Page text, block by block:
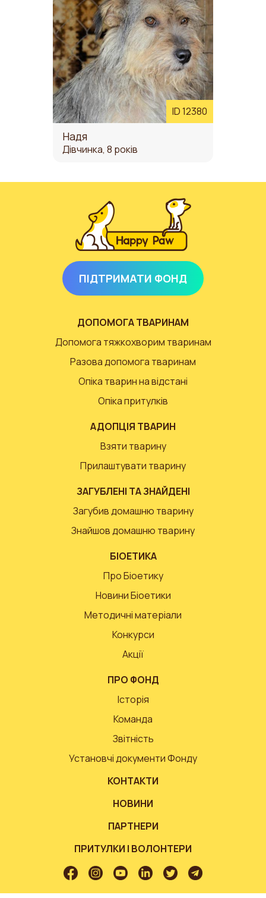
ID 12380
Надя
Дівчинка, 8 років
ПІДТРИМАТИ ФОНД
ДОПОМОГА ТВАРИНАМ
Допомога тяжкохворим тваринам
Разова допомога тваринам
Опіка тварин на відстані
Опіка притулків
АДОПЦІЯ ТВАРИН
Взяти тварину
Прилаштувати тварину
ЗАГУБЛЕНІ ТА ЗНАЙДЕНІ
Загубив домашню тварину
Знайшов домашню тварину
БІОЕТИКА
Про Біоетику
Новини Біоетики
Методичні матеріали
Конкурси
Акції
ПРО ФОНД
Історія
Команда
Звітність
Установчі документи Фонду
КОНТАКТИ
НОВИНИ
ПАРТНЕРИ
ПРИТУЛКИ І ВОЛОНТЕРИ